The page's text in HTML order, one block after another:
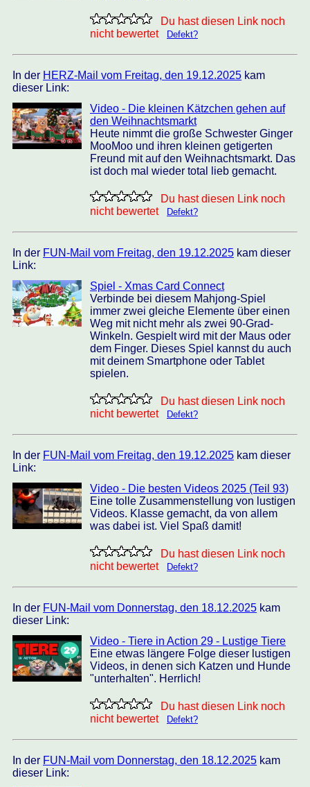
Du hast diesen Link noch
nicht bewertet
Defekt?
In der HERZ-Mail vom Freitag, den 19.12.2025 kam
dieser Link:
Video - Die kleinen Kätzchen gehen auf
den Weihnachtsmarkt
Heute nimmt die große Schwester Ginger
MooMoo und ihren kleinen getigerten
Freund mit auf den Weihnachtsmarkt. Das
ist doch mal wieder total lieb gemacht.
Du hast diesen Link noch
nicht bewertet
Defekt?
In der FUN-Mail vom Freitag, den 19.12.2025 kam dieser
Link:
Spiel - Xmas Card Connect
Verbinde bei diesem Mahjong-Spiel
immer zwei gleiche Elemente über einen
Weg mit nicht mehr als zwei 90-Grad-
Winkeln. Gespielt wird mit der Maus oder
dem Finger. Dieses Spiel kannst du auch
mit deinem Smartphone oder Tablet
spielen.
Du hast diesen Link noch
nicht bewertet
Defekt?
In der FUN-Mail vom Freitag, den 19.12.2025 kam dieser
Link:
Video - Die besten Videos 2025 (Teil 93)
Eine tolle Zusammenstellung von lustigen
Videos. Klasse gemacht, da von allem
was dabei ist. Viel Spaß damit!
Du hast diesen Link noch
nicht bewertet
Defekt?
In der FUN-Mail vom Donnerstag, den 18.12.2025 kam
dieser Link:
Video - Tiere in Action 29 - Lustige Tiere
Eine etwas längere Folge dieser lustigen
Videos, in denen sich Katzen und Hunde
"unterhalten". Herrlich!
Du hast diesen Link noch
nicht bewertet
Defekt?
In der FUN-Mail vom Donnerstag, den 18.12.2025 kam
dieser Link: